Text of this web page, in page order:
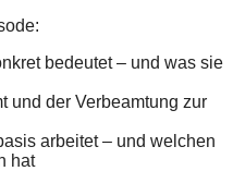
bedeutet – und was sie
und der Verbeamtung zur
arbeitet – und welchen
hat